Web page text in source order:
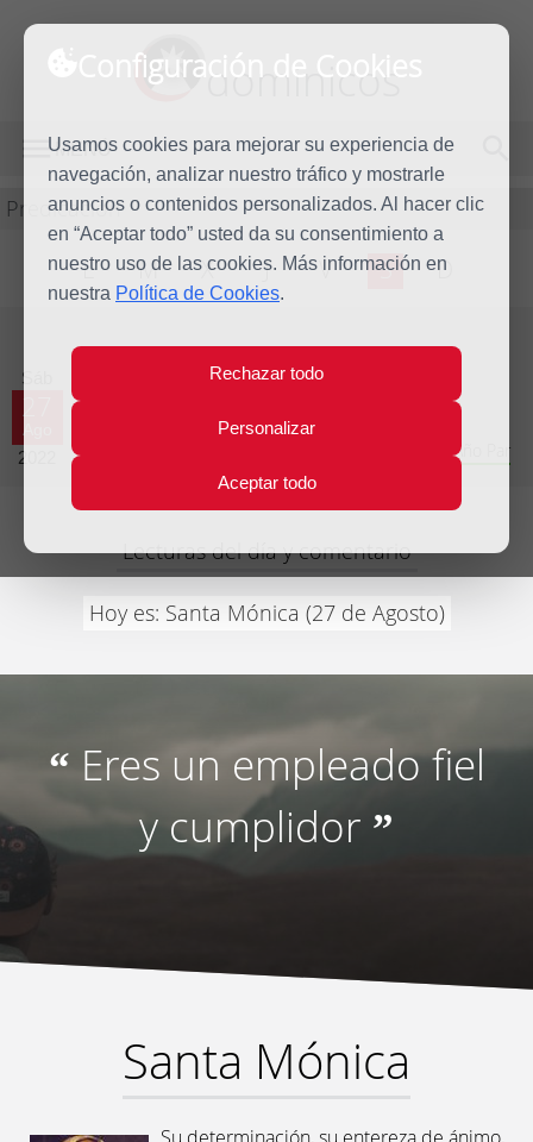
Configuración de Cookies
Usamos cookies para mejorar su experiencia de
navegación, analizar nuestro tráfico y mostrarle
anuncios o contenidos personalizados. Al hacer clic
en “Aceptar todo” usted da su consentimiento a
nuestro uso de las cookies. Más información en
nuestra Política de Cookies.
Rechazar todo
Personalizar
Aceptar todo
dominicos
MENÚ
Predicación
L M X J V S D
Sáb
Ago
2022
Evangelio del día
Vigésimo primera Semana del Tiempo Ordinario - Año Par
Lecturas del día y comentario
Hoy es: Santa Mónica (27 de Agosto)
“ Eres un empleado fiel
y cumplidor ”
Santa Mónica